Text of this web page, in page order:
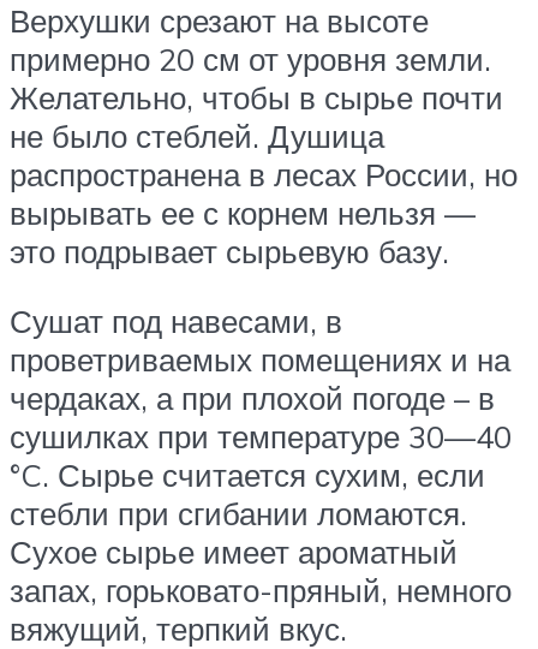
Верхушки срезают на высоте
примерно 20 см от уровня земли.
Желательно, чтобы в сырье почти
не было стеблей. Душица
распространена в лесах России, но
вырывать ее с корнем нельзя —
это подрывает сырьевую базу.
Сушат под навесами, в
проветриваемых помещениях и на
чердаках, а при плохой погоде – в
сушилках при температуре 30—40
°C. Сырье считается сухим, если
стебли при сгибании ломаются.
Сухое сырье имеет ароматный
запах, горьковато-пряный, немного
вяжущий, терпкий вкус.